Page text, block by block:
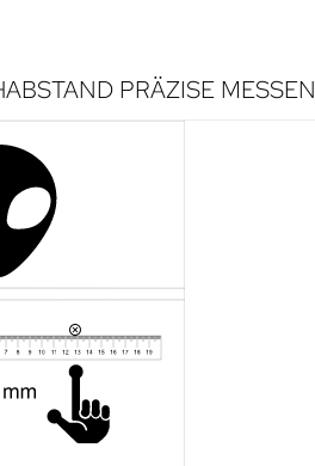
PRÄZISE MESSEN